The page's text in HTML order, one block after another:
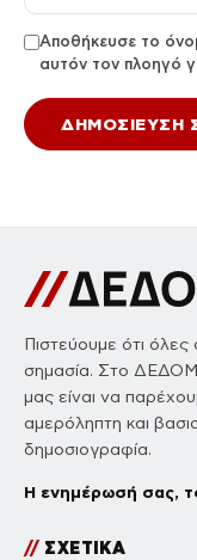
Αποθήκευσε το
αυτόν τον πλοηγό
Πιστεύουμε ότι
σημασία. Στο
μας είναι να
αμερόληπτη και
δημοσιογραφία.
Η ενημέρωσή σας,
//ΣΧΕΤΙΚΑ